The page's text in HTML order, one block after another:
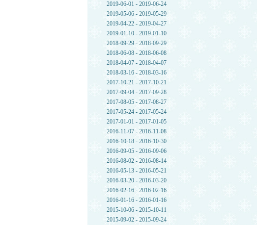
2019-06-01 - 2019-06-24
2019-05-06 - 2019-05-29
2019-04-22 - 2019-04-27
2019-01-10 - 2019-01-10
2018-09-29 - 2018-09-29
2018-06-08 - 2018-06-08
2018-04-07 - 2018-04-07
2018-03-16 - 2018-03-16
2017-10-21 - 2017-10-21
2017-09-04 - 2017-09-28
2017-08-05 - 2017-08-27
2017-05-24 - 2017-05-24
2017-01-01 - 2017-01-05
2016-11-07 - 2016-11-08
2016-10-18 - 2016-10-30
2016-09-05 - 2016-09-06
2016-08-02 - 2016-08-14
2016-05-13 - 2016-05-21
2016-03-20 - 2016-03-20
2016-02-16 - 2016-02-16
2016-01-16 - 2016-01-16
2015-10-06 - 2015-10-11
2015-09-02 - 2015-09-24